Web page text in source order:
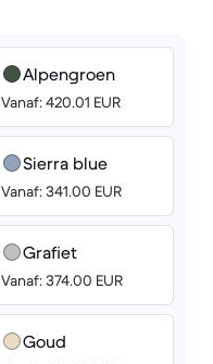
Alpengroen
Vanaf: 420.01 EUR
Sierra blue
Vanaf: 341.00 EUR
Grafiet
Vanaf: 374.00 EUR
Goud